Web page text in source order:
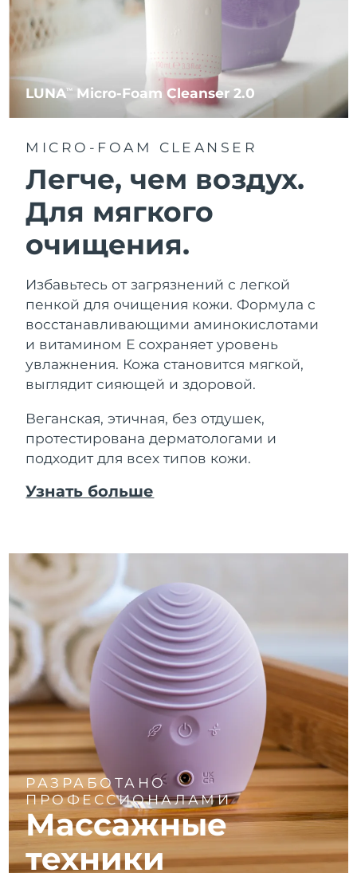
LUNATM Micro-Foam Cleanser 2.0
MICRO-FOAM CLEANSER
Легче, чем воздух.
Для мягкого
очищения.
Избавьтесь от загрязнений с легкой
пенкой для очищения кожи. Формула с
восстанавливающими аминокислотами
и витамином Е сохраняет уровень
увлажнения. Кожа становится мягкой,
выглядит сияющей и здоровой.
Веганская, этичная, без отдушек,
протестирована дерматологами и
подходит для всех типов кожи.
Узнать больше
РАЗРАБОТАНО
ПРОФЕССИОНАЛАМИ
Массажные
техники